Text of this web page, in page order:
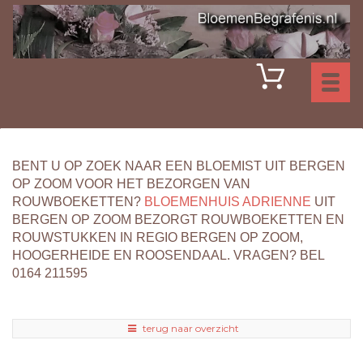
BENT U OP ZOEK NAAR EEN BLOEMIST UIT BERGEN
OP ZOOM VOOR HET BEZORGEN VAN
ROUWBOEKETTEN? BLOEMENHUIS ADRIENNE UIT
BERGEN OP ZOOM BEZORGT ROUWBOEKETTEN EN
ROUWSTUKKEN IN REGIO BERGEN OP ZOOM,
HOOGERHEIDE EN ROOSENDAAL. VRAGEN? BEL
0164 211595
terug naar overzicht